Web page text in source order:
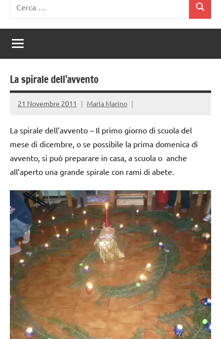
per:
Cerca
La spirale dell’avvento
21 Novembre 2011 Maria Marino
La spirale dell’avvento – Il primo giorno di scuola del
mese di dicembre, o se possibile la prima domenica di
avvento, si può preparare in casa, a scuola o anche
all’aperto una grande spirale con rami di abete.